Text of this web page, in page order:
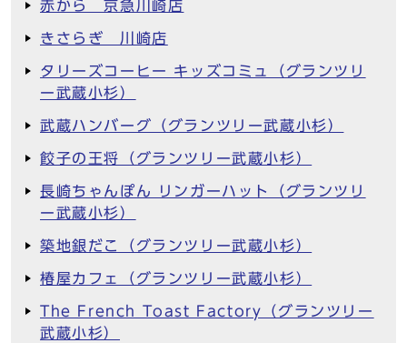
赤から 京急川崎店
きさらぎ 川崎店
タリーズコーヒー キッズコミュ（グランツリ
ー武蔵小杉）
武蔵ハンバーグ（グランツリー武蔵小杉）
餃子の王将（グランツリー武蔵小杉）
長崎ちゃんぽん リンガーハット（グランツリ
ー武蔵小杉）
築地銀だこ（グランツリー武蔵小杉）
椿屋カフェ（グランツリー武蔵小杉）
The French Toast Factory（グランツリー
武蔵小杉）